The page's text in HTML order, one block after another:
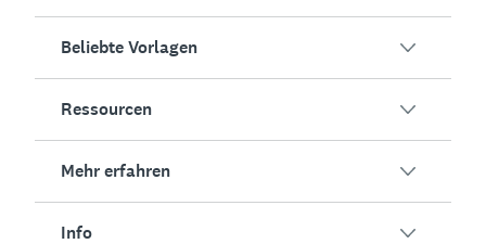
Umfragen
KI-Umfragegenerator
Online-Formulare
Marktforschung
Beliebte Vorlagen
Mitarbeiterengagement
Event-Feedback
Ressourcen
Blog
Mehr erfahren
Info